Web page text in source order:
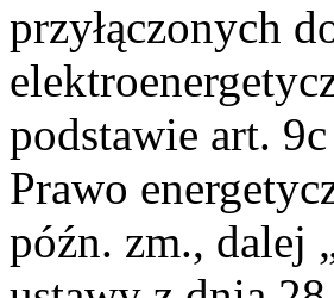
przyłączonych
podstawie art.
Prawo
późn. zm., dalej